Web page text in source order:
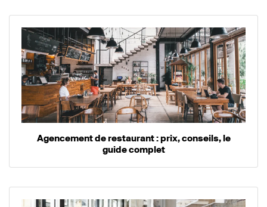
Agencement de restaurant : prix, conseils, le
guide complet